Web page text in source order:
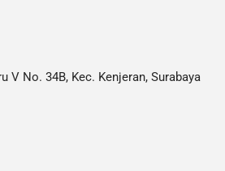
V No. 34B, Kec. Kenjeran, Surabaya